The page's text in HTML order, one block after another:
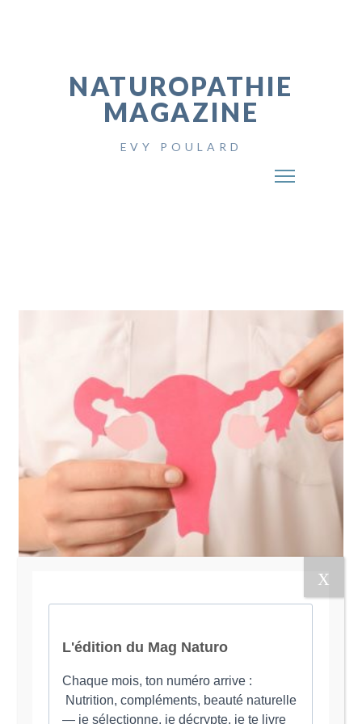
NATUROPATHIE
MAGAZINE
EVY POULARD
Œstrogène, trop ou pas
assez ?
Reconnaître les signes de l'hyper ou hypo